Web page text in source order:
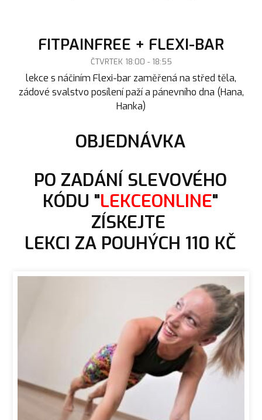
FITPAINFREE + FLEXI-BAR
ČTVRTEK 18:00 - 18:55
lekce s náčiním Flexi-bar zaměřená na střed těla,
zádové svalstvo posílení paží a pánevního dna (Hana,
Hanka)
OBJEDNÁVKA
PO ZADÁNÍ SLEVOVÉHO
KÓDU "LEKCEONLINE"
ZÍSKEJTE
LEKCI ZA POUHÝCH 110 KČ